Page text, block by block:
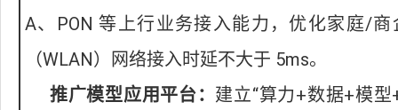
A、PON 等上行业务接入能力，优化家庭/
（WLAN）网络接入时延不大于 5ms。
推广模型应用平台： 建立“算力+数据+模型